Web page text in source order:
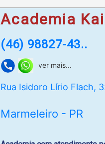
WhatsApp : (46) 99972-5028
Academia
(46) 98827-43..
ver mais...
Rua Isidoro Lírio Flach,
Marmeleiro - PR